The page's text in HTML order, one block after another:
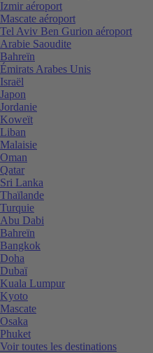
Izmir aéroport
Mascate aéroport
Tel Aviv Ben Gurion aéroport
Arabie Saoudite
Bahreïn
Émirats Arabes Unis
Israël
Japon
Jordanie
Koweït
Liban
Malaisie
Oman
Qatar
Sri Lanka
Thaïlande
Turquie
Abu Dabi
Bahreïn
Bangkok
Doha
Dubaï
Kuala Lumpur
Kyoto
Mascate
Osaka
Phuket
Voir toutes les destinations